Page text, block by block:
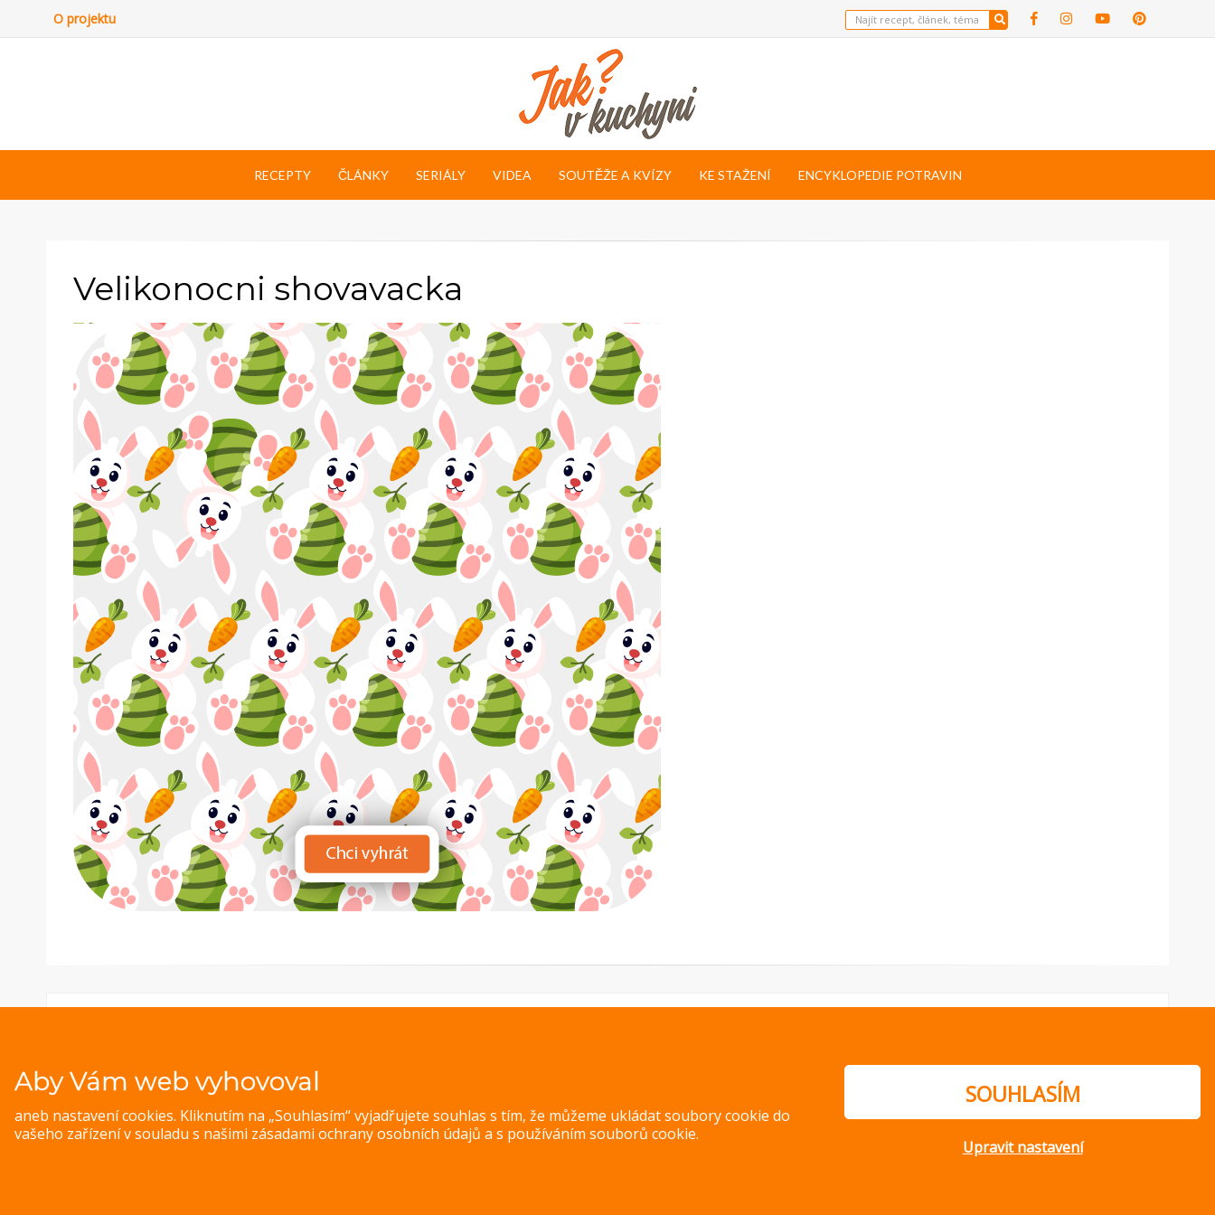
O projektu
RECEPTY ČLÁNKY SERIÁLY VIDEA SOUTĚŽE A KVÍZY KE STAŽENÍ ENCYKLOPEDIE POTRAVIN
Velikonocni shovavacka
Aby Vám web vyhovoval
aneb nastavení cookies. Kliknutím na „Souhlasím“ vyjadřujete souhlas s tím, že můžeme ukládat soubory cookie do
vašeho zařízení v souladu s našimi zásadami ochrany osobních údajů a s používáním souborů cookie.
SOUHLASÍM
Upravit nastavení